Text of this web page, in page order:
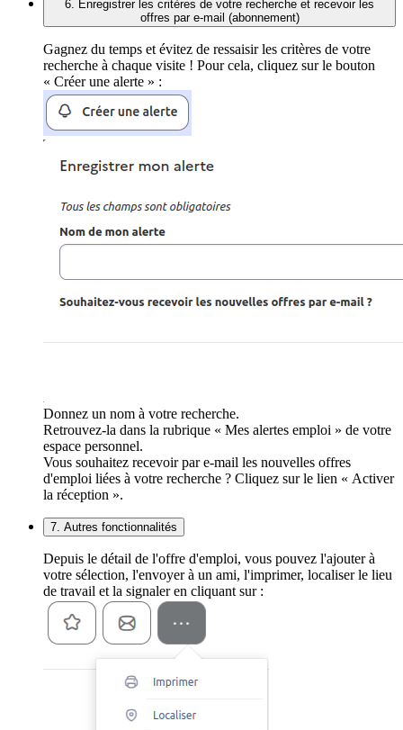
6. Enregistrer les critères de votre recherche et recevoir les
offres par e-mail (abonnement)
Gagnez du temps et évitez de ressaisir les critères de votre
recherche à chaque visite ! Pour cela, cliquez sur le bouton
« Créer une alerte » :
Donnez un nom à votre recherche.
Retrouvez-la dans la rubrique « Mes alertes emploi » de votre
espace personnel.
Vous souhaitez recevoir par e-mail les nouvelles offres
d'emploi liées à votre recherche ? Cliquez sur le lien « Activer
la réception ».
7. Autres fonctionnalités
Depuis le détail de l'offre d'emploi, vous pouvez l'ajouter à
votre sélection, l'envoyer à un ami, l'imprimer, localiser le lieu
de travail et la signaler en cliquant sur :